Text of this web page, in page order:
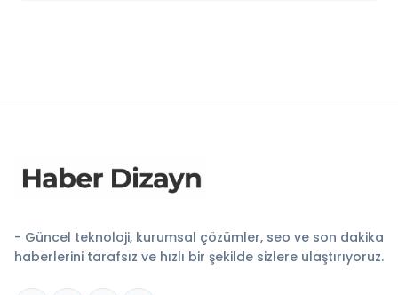
- Güncel teknoloji, kurumsal çözümler, seo ve son dakika
haberlerini tarafsız ve hızlı bir şekilde sizlere ulaştırıyoruz.